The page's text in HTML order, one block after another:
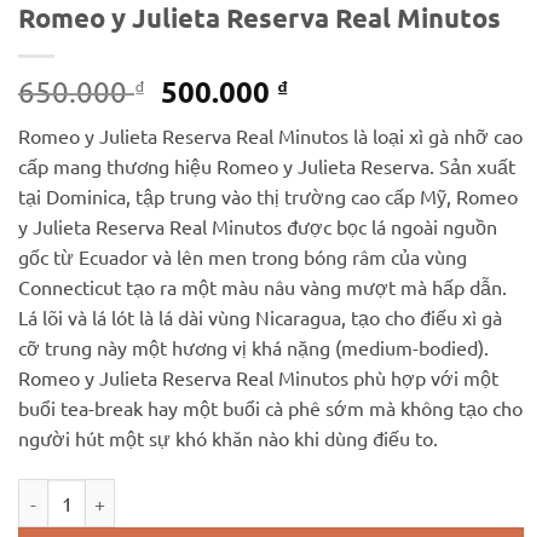
Romeo y Julieta Reserva Real Minutos
650.000₫ Giá
là:
650.000 ₫.
500.000 ₫Giá
hiện
tại
là:
500.000 ₫.
Romeo y Julieta Reserva Real Minutos là loại xì gà nhỡ cao
cấp mang thương hiệu Romeo y Julieta Reserva. Sản xuất
tại Dominica, tập trung vào thị trường cao cấp Mỹ, Romeo
y Julieta Reserva Real Minutos được bọc lá ngoài nguồn
gốc từ Ecuador và lên men trong bóng râm của vùng
Connecticut tạo ra một màu nâu vàng mượt mà hấp dẫn.
Lá lõi và lá lót là lá dài vùng Nicaragua, tạo cho điếu xì gà
cỡ trung này một hương vị khá nặng (medium-bodied).
Romeo y Julieta Reserva Real Minutos phù hợp với một
buổi tea-break hay một buổi cà phê sớm mà không tạo cho
người hút một sự khó khăn nào khi dùng điếu to.